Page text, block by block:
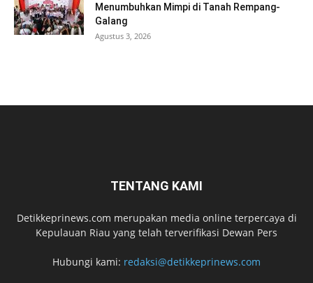
Menumbuhkan Mimpi di Tanah Rempang-
Galang
Agustus 3, 2026
TENTANG KAMI
Detikkeprinews.com merupakan media online terpercaya di
Kepulauan Riau yang telah terverifikasi Dewan Pers
Hubungi kami: redaksi@detikkeprinews.com